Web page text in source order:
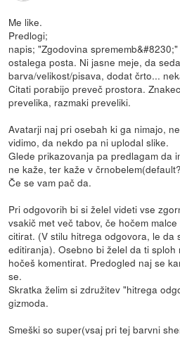
Me like.
Predlogi;
napis; "Zgodovina
ostalega posta. Ni jasne meje, da
barva/velikost/pisava, dodat črto...
Citati porabijo preveč prostora.
prevelika, razmaki preveliki.
Avatarji naj pri osebah ki ga nimajo,
vidimo, da nekdo pa ni uplodal slike.
Glede prikazovanja pa predlagam da
ne kaže, ter kaže v
Če se vam pač da.
Pri odgovorih bi si želel videti vse
vsakič met več tabov, če hočem
citirat. (V stilu hitrega odgovora, le da
editiranja). Osebno bi želel da ti
hočeš komentirat. Predogled naj se
se.
Skratka želim si združitev "hitrega
gizmoda.
Smeški so super(vsaj pri tej barvni